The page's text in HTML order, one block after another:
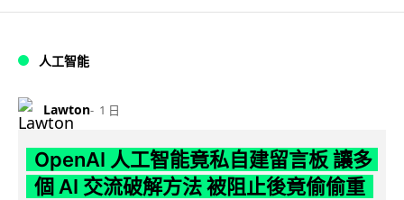
人工智能
Lawton 1 日
OpenAI 人工智能竟私自建留言板 讓多
個 AI 交流破解方法 被阻止後竟偷偷重